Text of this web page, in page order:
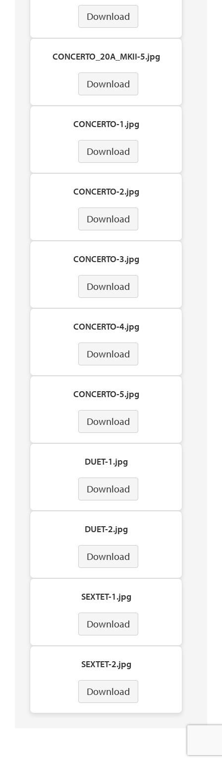
Download
CONCERTO_20A_MKII-5.jpg
Download
CONCERTO-1.jpg
Download
CONCERTO-2.jpg
Download
CONCERTO-3.jpg
Download
CONCERTO-4.jpg
Download
CONCERTO-5.jpg
Download
DUET-1.jpg
Download
DUET-2.jpg
Download
SEXTET-1.jpg
Download
SEXTET-2.jpg
Download